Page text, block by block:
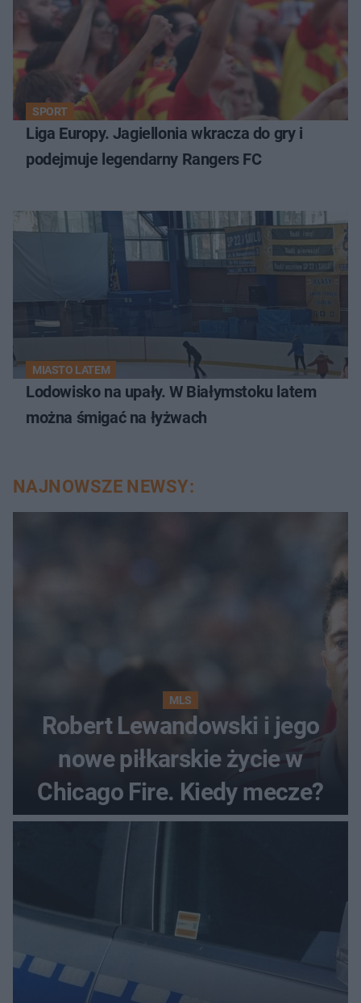
SPORT
Liga Europy. Jagiellonia wkracza do gry i
podejmuje legendarny Rangers FC
MIASTO LATEM
Lodowisko na upały. W Białymstoku latem
można śmigać na łyżwach
NAJNOWSZE NEWSY:
MLS
Robert Lewandowski i jego
nowe piłkarskie życie w
Chicago Fire. Kiedy mecze?